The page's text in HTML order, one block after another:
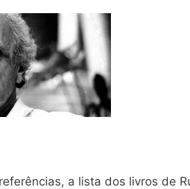
a lista dos livros de